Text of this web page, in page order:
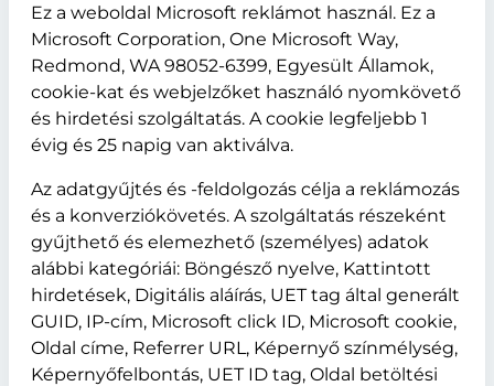
Ez a weboldal Microsoft reklámot használ. Ez a
Microsoft Corporation, One Microsoft Way,
Redmond, WA 98052-6399, Egyesült Államok,
cookie-kat és webjelzőket használó nyomkövető
és hirdetési szolgáltatás. A cookie legfeljebb 1
évig és 25 napig van aktiválva.
Az adatgyűjtés és -feldolgozás célja a reklámozás
és a konverziókövetés. A szolgáltatás részeként
gyűjthető és elemezhető (személyes) adatok
alábbi kategóriái: Böngésző nyelve, Kattintott
hirdetések, Digitális aláírás, UET tag által generált
GUID, IP-cím, Microsoft click ID, Microsoft cookie,
Oldal címe, Referrer URL, Képernyő színmélység,
Képernyőfelbontás, UET ID tag, Oldal betöltési